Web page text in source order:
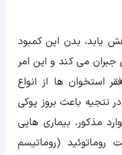
یابد، بدن این کمبود
جبران می کند و این امر
استخوان ها از انواع
نتجیه باعث بروز پوکی
مذکور، بیماری هایی
روماتوئید (روماتیسم